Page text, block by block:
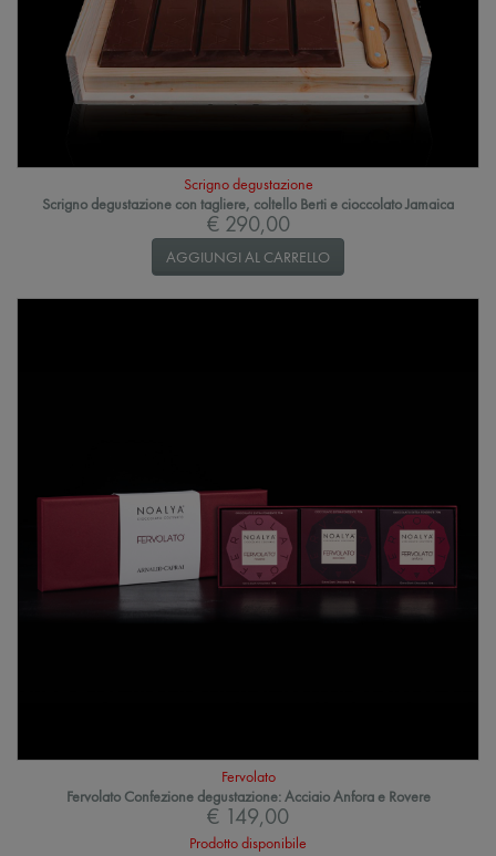
Scrigno degustazione
Scrigno degustazione con tagliere, coltello Berti e cioccolato Jamaica
€ 290,00
AGGIUNGI AL CARRELLO
Fervolato
Fervolato Confezione degustazione: Acciaio Anfora e Rovere
€ 149,00
Prodotto disponibile